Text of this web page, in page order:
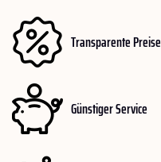
Transparente Preise
Günstiger Service